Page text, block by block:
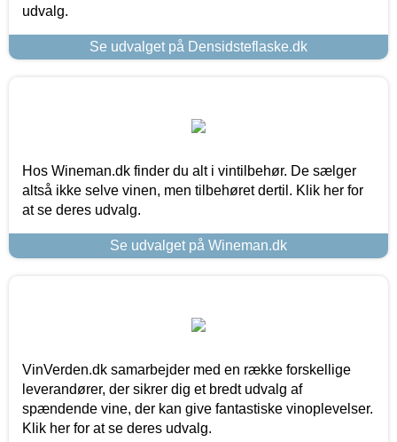
udvalg.
Se udvalget på Densidsteflaske.dk
Hos Wineman.dk finder du alt i vintilbehør. De sælger
altså ikke selve vinen, men tilbehøret dertil. Klik her for
at se deres udvalg.
Se udvalget på Wineman.dk
VinVerden.dk samarbejder med en række forskellige
leverandører, der sikrer dig et bredt udvalg af
spændende vine, der kan give fantastiske vinoplevelser.
Klik her for at se deres udvalg.